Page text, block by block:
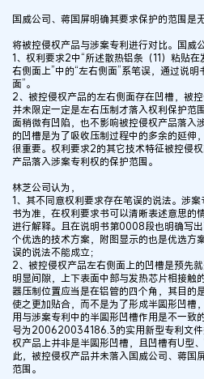
国威公司、蒋国屏明确其要求保护的范围是
将被控侵权产品与涉案专利进行对比。国威
1、权利要求2中“所述散热铝条（11）粘贴
右侧面上”中的“左右侧面”系笔误，通过说
面”。
2、被控侵权产品的左右侧面存在凹槽，被
并未限定一定是左右压制才落入权利保护范
面稍微有凹陷，也不影响被控侵权产品落入
的凹槽是为了吸收压制过程中的多余的延伸
很重要。权利要求2的其它技术特征被控侵
产品落入涉案专利权的保护范围。
林芝公司认为，
1、其不同意权利要求存在笔误的说法。涉
书为准，在权利要求书可以清晰表述意思的
进行解释。且在说明书第0008段也明确写
个优选的技术方案，附图显示的也是优选方
误的说法不能成立；
2、被控侵权产品左右侧面上的凹槽是预先
明显间隙，上下表面中部与发热芯片相接触
器压制位置应当是在铝管的四个角，其目的
使之更加贴合，而不是为了形成半圆形凹槽
用与涉案专利中的半圆形凹槽作用是不一致
号为200620034186.3的实用新型专利文
权产品上并非是半圆形凹槽，且凹槽有U型
此，被控侵权产品并未落入国威公司、蒋国
范围。